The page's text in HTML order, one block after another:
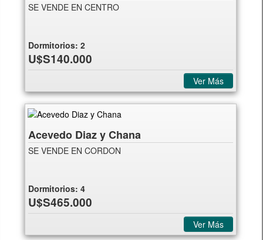
SE VENDE EN CENTRO
Dormitorios:2
U$S140.000
Ver Más
Acevedo Diaz y Chana
SE VENDE EN CORDON
Dormitorios:4
U$S465.000
Ver Más